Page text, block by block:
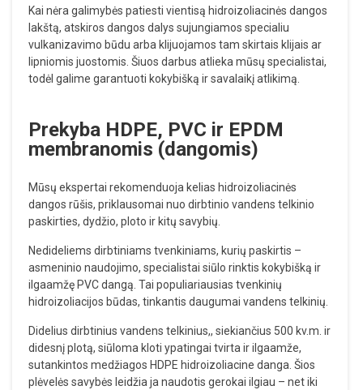
Kai nėra galimybės patiesti vientisą hidroizoliacinės dangos
lakštą, atskiros dangos dalys sujungiamos specialiu
vulkanizavimo būdu arba klijuojamos tam skirtais klijais ar
lipniomis juostomis. Šiuos darbus atlieka mūsų specialistai,
todėl galime garantuoti kokybišką ir savalaikį atlikimą.
Prekyba HDPE, PVC ir EPDM
membranomis (dangomis)
Mūsų ekspertai rekomenduoja kelias hidroizoliacinės
dangos rūšis, priklausomai nuo dirbtinio vandens telkinio
paskirties, dydžio, ploto ir kitų savybių.
Nedideliems dirbtiniams tvenkiniams, kurių paskirtis –
asmeninio naudojimo, specialistai siūlo rinktis kokybišką ir
ilgaamžę PVC dangą. Tai populiariausias tvenkinių
hidroizoliacijos būdas, tinkantis daugumai vandens telkinių.
Didelius dirbtinius vandens telkinius,, siekiančius 500 kv.m. ir
didesnį plotą, siūloma kloti ypatingai tvirta ir ilgaamže,
sutankintos medžiagos HDPE hidroizoliacine danga. Šios
plėvelės savybės leidžia ja naudotis gerokai ilgiau – net iki